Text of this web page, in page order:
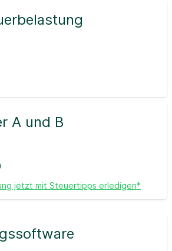
A und B
jetzt mit Steuertipps erledigen*